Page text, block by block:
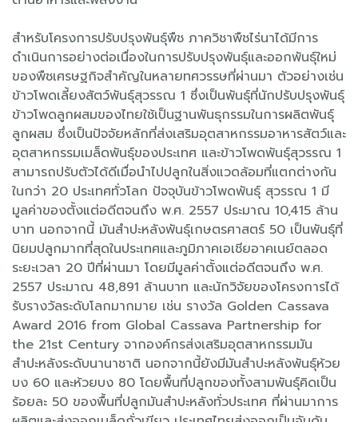
สำหรับโครงการปรับปรุงพันธุ์พืช ภาควิชาพืชไร่นาได้มีการ
ดำเนินการอย่างต่อเนื่องในการปรับปรุงพันธุ์และออกพันธุ์ใหม่
ของพืชเศรษฐกิจสำคัญในหลายทศวรรษที่ผ่านมา ตัวอย่างเช่น
ข้าวโพดเลี้ยงสัตว์พันธุ์สุวรรณ 1 ซึ่งเป็นพันธุ์ที่นักปรับปรุงพันธุ์
ข้าวโพดลูกผสมของไทยใช้เป็นฐานพันธุกรรมในการผลิตพันธุ์
ลูกผสม ซึ่งเป็นปัจจัยหลักที่ส่งเสริมอุตสาหกรรมอาหารสัตว์และ
อุตสาหกรรมเมล็ดพันธุ์ของประเทศ และข้าวโพดพันธุ์สุวรรณ 1
สามารถปรับตัวได้ดีเมื่อนำไปปลูกในสิ่งแวดล้อมที่แตกต่างกัน
ในกว่า 20 ประเทศทั่วโลก ปัจจุบันข้าวโพดพันธุ์ สุวรรณ 1 มี
มูลค่าของตั้งแต่อดีตจนถึง พ.ศ. 2557 ประมาณ 10,415 ล้าน
บาท นอกจากนี้ มันสำปะหลังพันธุ์เกษตรศาสตร์ 50 เป็นพันธุ์ที่
นิยมปลูกมากที่สุดในประเทศและภูมิภาคเอเชียอาคเนย์ตลอด
ระยะเวลา 20 ปีที่ผ่านมา โดยมีมูลค่าตั้งแต่อดีตจนถึง พ.ศ.
2557 ประมาณ 48,891 ล้านบาท และนักวิจัยของโครงการได้
รับรางวัลระดับโลกมากมาย เช่น รางวัล Golden Cassava
Award 2016 from Global Cassava Partnership for
the 21st Century จากองค์กรส่งเสริมอุตสาหกรรมมัน
สำปะหลังระดับนานาชาติ นอกจากนี้ยังมีมันสำปะหลังพันธุ์ห้วย
บง 60 และห้วยบง 80 โดยพื้นที่ปลูกของทั้งสามพันธุ์คิดเป็น
ร้อยละ 50 ของพื้นที่ปลูกมันสำปะหลังทั่วประเทศ ที่ผ่านมาการ